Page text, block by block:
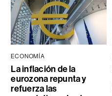
ECONOMÍA
La inflación de la
eurozona repunta y
refuerza las